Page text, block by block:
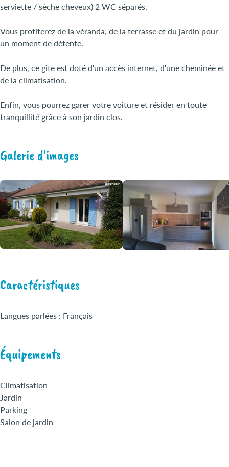
serviette / sèche cheveux) 2 WC séparés.
Vous profiterez de la véranda, de la terrasse et du jardin pour
un moment de détente.
De plus, ce gîte est doté d'un accès internet, d'une cheminée et
de la climatisation.
Enfin, vous pourrez garer votre voiture et résider en toute
tranquillité grâce à son jardin clos.
Galerie d'images
Caractéristiques
Langues parlées : Français
Équipements
Climatisation
Jardin
Parking
Salon de jardin